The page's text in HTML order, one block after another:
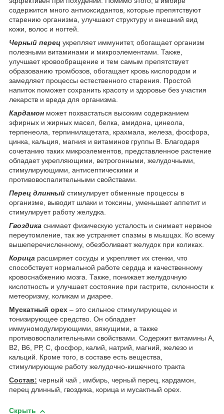
содержится много антиоксидантов, которые препятствуют
старению организма, улучшают структуру и внешний вид
кожи, волос и ногтей.
Черный перец укрепляет иммунитет, обогащает организм
полезными витаминами и микроэлементами. Также,
улучшает кровообращение и тем самым препятствует
образованию тромбозов, обогащает кровь кислородом и
замедляет процессы естественного старения. Простой
напиток поможет сохранить красоту и здоровье без участия
лекарств и вреда для организма.
Кардамон может похвастаться высоким содержанием
эфирных и жирных масел, белка, амидона, цинеола,
терпенеола, терпинилацетата, крахмала, железа, фосфора,
цинка, кальция, магния и витаминов группы В. Благодаря
сочетанию таких микроэлементов, представленное растение
обладает укрепляющими, ветрогонными, желудочными,
стимулирующими, антисептическими и
противовоспалительными свойствами.
Перец длинный стимулирует обменные процессы в
организме, выводит шлаки и токсины, уменьшает аппетит и
стимулирует работу желудка.
Гвоздика снимает физическую усталость и снимает нервное
переутомление, так же устраняет спазмы в мышцах. Ко всему
вышеперечисленному, обезболивает желудок при коликах.
Корица расширяет сосуды и укрепляет их стенки, что
способствует нормальной работе сердца и качественному
кровоснабжению мозга. Также, понижает желудочную
кислотность и улучшает состояние при гастрите, склонности к
метеоризму, коликам и диарее.
Мускатный орех – это сильное стимулирующее и
тонизирующее средство. Он обладает
иммуномодулирующими, вяжущими, а также
противовоспалительными свойствами. Содержит витамины А,
В2, В6, РР, С, фосфор, калий, натрий, магний, железо и
кальций. Кроме того, в составе есть вещества,
стимулирующие работу желудочно-кишечного тракта
Состав: черный чай , имбирь, черный перец, кардамон,
перец длинный, гвоздика, корица и мусактный орех.
Скрыть